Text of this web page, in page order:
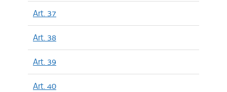
Art. 37
Art. 38
Art. 39
Art. 40